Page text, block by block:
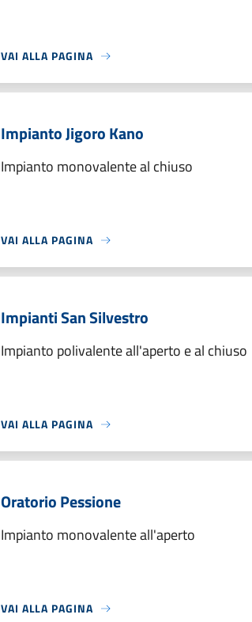
VAI ALLA PAGINA
Impianto Jigoro Kano
Impianto monovalente al chiuso
VAI ALLA PAGINA
Impianti San Silvestro
Impianto polivalente all'aperto e al chiuso
VAI ALLA PAGINA
Oratorio Pessione
Impianto monovalente all'aperto
VAI ALLA PAGINA